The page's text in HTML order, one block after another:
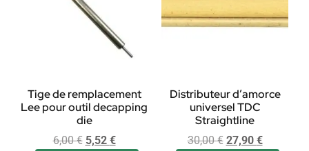
Tige de remplacement
Lee pour outil decapping
die
6,00€ 5,52 €
Distributeur d’amorce
universel TDC
Straightline
30,00€ 27,90 €